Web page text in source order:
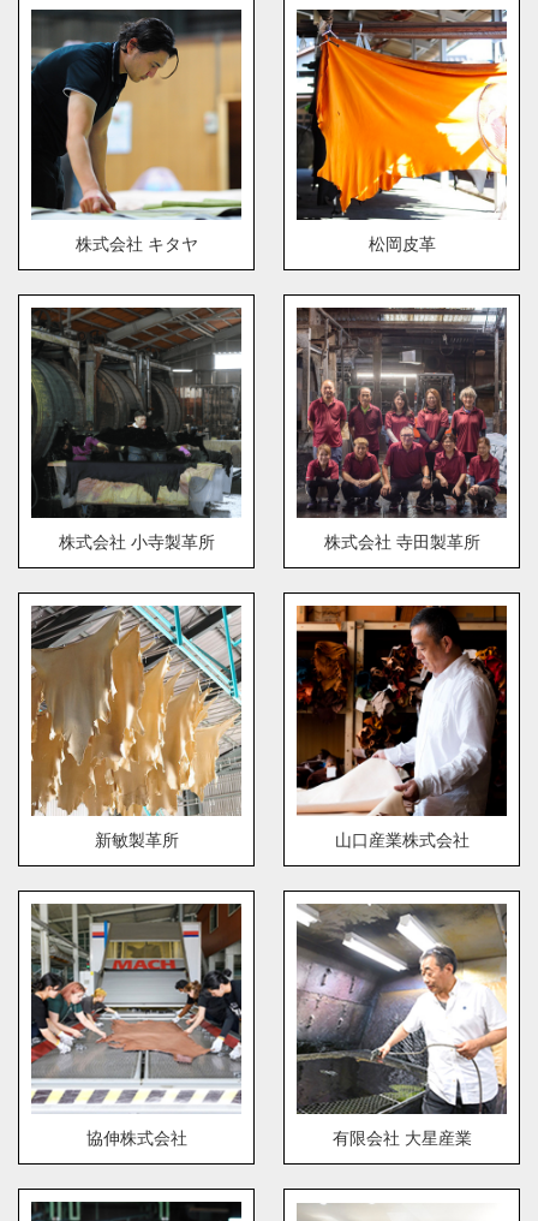
株式会社 キタヤ 松岡皮革
株式会社 小寺製革所 株式会社 寺田製革所
新敏製革所 山口産業株式会社
協伸株式会社 有限会社 大星産業